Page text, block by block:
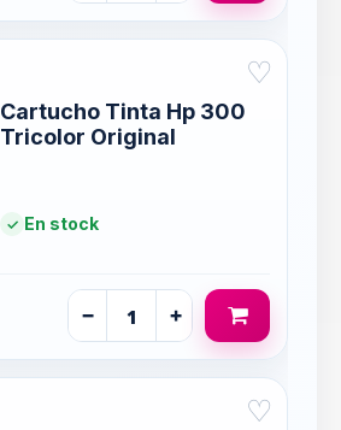
♡
Cartucho Tinta Hp 300
Tricolor Original
En stock
− +
♡